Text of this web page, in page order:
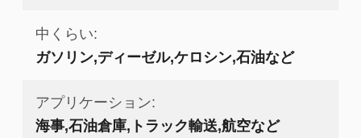
中くらい:
ガソリン,ディーゼル,ケロシン,石油など
アプリケーション:
海事,石油倉庫,トラック輸送,航空など